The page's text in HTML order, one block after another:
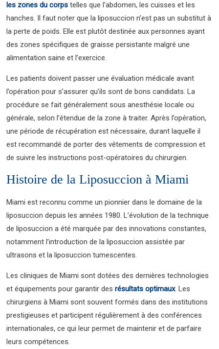
les zones du corps telles que l’abdomen, les cuisses et les
hanches. Il faut noter que la liposuccion n’est pas un substitut à
la perte de poids. Elle est plutôt destinée aux personnes ayant
des zones spécifiques de graisse persistante malgré une
alimentation saine et l’exercice.
Les patients doivent passer une évaluation médicale avant
l’opération pour s’assurer qu’ils sont de bons candidats. La
procédure se fait généralement sous anesthésie locale ou
générale, selon l’étendue de la zone à traiter. Après l’opération,
une période de récupération est nécessaire, durant laquelle il
est recommandé de porter des vêtements de compression et
de suivre les instructions post-opératoires du chirurgien.
Histoire de la Liposuccion à Miami
Miami est reconnu comme un pionnier dans le domaine de la
liposuccion depuis les années 1980. L’évolution de la technique
de liposuccion a été marquée par des innovations constantes,
notamment l’introduction de la liposuccion assistée par
ultrasons et la liposuccion tumescentes.
Les cliniques de Miami sont dotées des dernières technologies
et équipements pour garantir desrésultats optimaux. Les
chirurgiens à Miami sont souvent formés dans des institutions
prestigieuses et participent régulièrement à des conférences
internationales, ce qui leur permet de maintenir et de parfaire
leurs compétences.